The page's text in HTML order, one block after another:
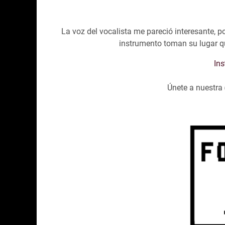
La voz del vocalista me pareció interesante,
instrumento toman su lugar
Únete a